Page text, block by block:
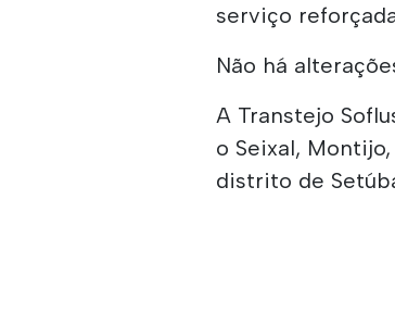
serviço
Não há
A Transtejo
o Seixal,
distrito de